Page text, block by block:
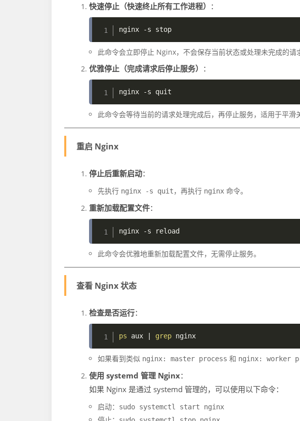
快速停止（快速终止所有工作进程） ：
nginx -s
此命令会立即停止 Nginx，不会保存当前状态或处理未完成的请
优雅停止（完成请求后停止服务） ：
nginx -s
此命令会等待当前的请求处理完成后，再停止服务，适用于平滑
重启 Nginx
停止后重新启动：
先执行 nginx -s quit，再执行 nginx命令。
重新加载配置文件：
nginx -s
此命令会优雅地重新加载配置文件，无需停止服务。
查看 Nginx 状态
检查是否运行：
ps aux | grep
如果看到类似 nginx: master process 和 nginx: worker
使用 systemd 管理 Nginx：
如果 Nginx 是通过 systemd 管理的，可以使用以下命令：
启动： sudo systemctl start nginx